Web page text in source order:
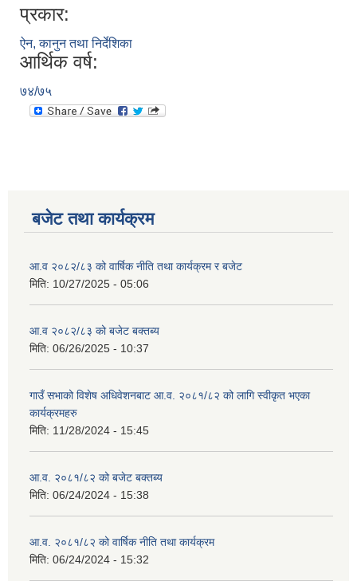
प्रकार:
ऐन, कानुन तथा निर्देशिका
आर्थिक वर्ष:
७४/७५
बजेट तथा कार्यक्रम
आ.व २०८२/८३ को वार्षिक नीति तथा कार्यक्रम र बजेट
मिति: 10/27/2025 - 05:06
आ.व २०८२/८३ को बजेट बक्तब्य
मिति: 06/26/2025 - 10:37
गाउँ सभाको विशेष अधिवेशनबाट आ.व. २०८१/८२ को लागि स्वीकृत भएका
कार्यक्रमहरु
मिति: 11/28/2024 - 15:45
आ.व. २०८१/८२ को बजेट बक्तब्य
मिति: 06/24/2024 - 15:38
आ.व. २०८१/८२ को वार्षिक नीति तथा कार्यक्रम
मिति: 06/24/2024 - 15:32